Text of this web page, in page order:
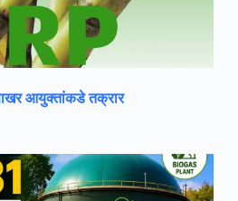
आयुक्तांकडे तक्रार